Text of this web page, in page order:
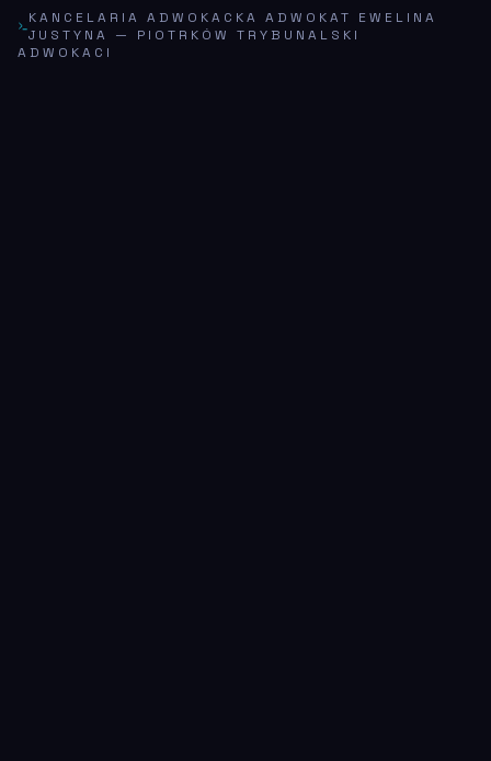
KANCELARIA ADWOKACKA ADWOKAT EWELINA
JUSTYNA
— PIOTRKÓW TRYBUNALSKI
ADWOKACI